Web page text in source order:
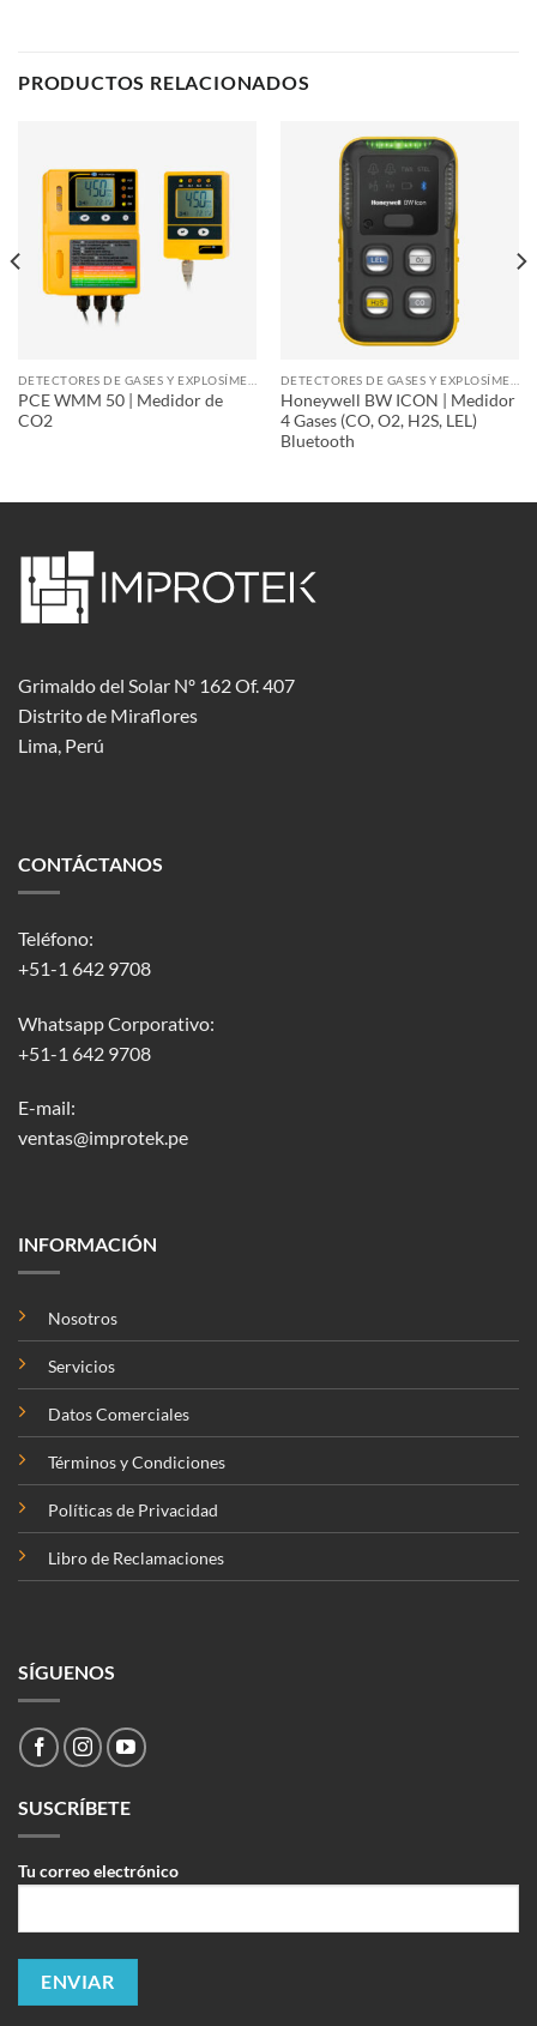
PRODUCTOS RELACIONADOS
PCE WMM 50 | Medidor de
CO2
Honeywell BW ICON | Medidor
4 Gases (CO, O2, H2S, LEL)
Bluetooth
Grimaldo del Solar Nº 162 Of. 407
Distrito de Miraflores
Lima, Perú
CONTÁCTANOS
Teléfono:
+51-1 642 9708
Whatsapp Corporativo:
+51-1 642 9708
E-mail:
ventas@improtek.pe
INFORMACIÓN
Nosotros
Servicios
Datos Comerciales
Términos y Condiciones
Políticas de Privacidad
Libro de Reclamaciones
SÍGUENOS
SUSCRÍBETE
Tu correo electrónico